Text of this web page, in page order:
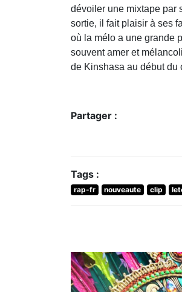
dévoiler une mixtape par
sortie, il fait plaisir à ses
où la mélo a une grande
souvent amer et
de Kinshasa au début du
Partager :
Tags :
rap-fr nouveaute clip